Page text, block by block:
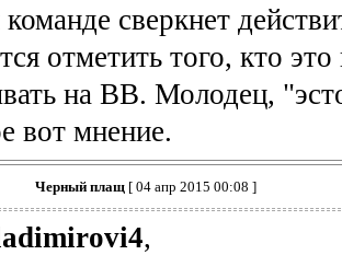
команде сверкнет
отметить того, кто
на ВВ. Молодец,
вот мнение.
Черный плащ[ 04 апр 2015 00:08 ]
,